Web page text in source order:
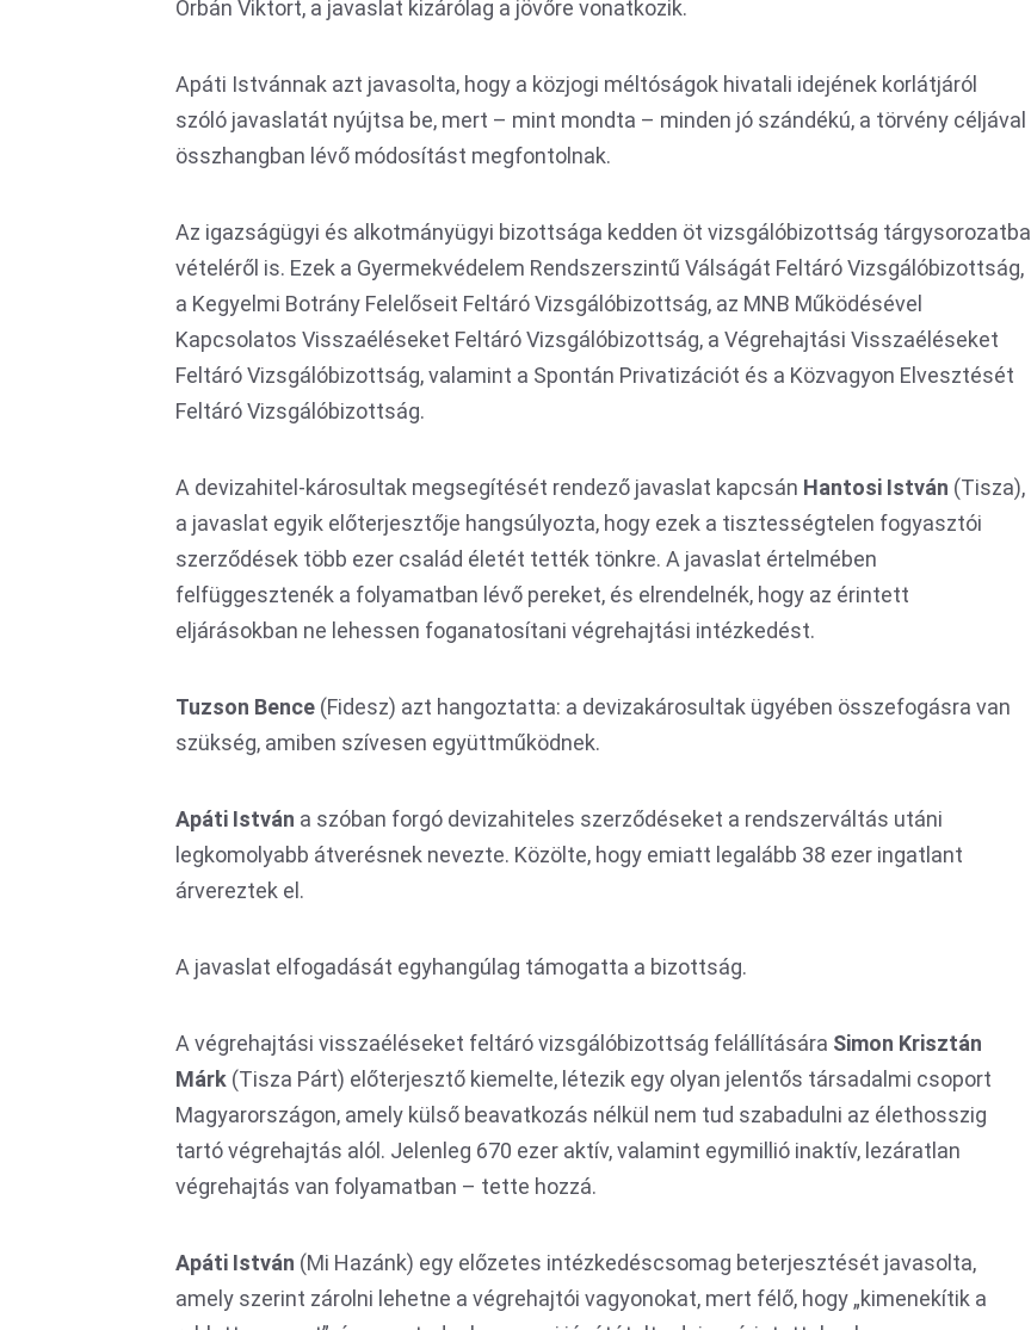
Orbán Viktort, a javaslat kizárólag a jövőre vonatkozik.
Apáti Istvánnak azt javasolta, hogy a közjogi méltóságok hivatali idejének korlátjáról
szóló javaslatát nyújtsa be, mert – mint mondta – minden jó szándékú, a törvény céljával
összhangban lévő módosítást megfontolnak.
Az igazságügyi és alkotmányügyi bizottsága kedden öt vizsgálóbizottság tárgysorozatba
vételéről is. Ezek a Gyermekvédelem Rendszerszintű Válságát Feltáró Vizsgálóbizottság,
a Kegyelmi Botrány Felelőseit Feltáró Vizsgálóbizottság, az MNB Működésével
Kapcsolatos Visszaéléseket Feltáró Vizsgálóbizottság, a Végrehajtási Visszaéléseket
Feltáró Vizsgálóbizottság, valamint a Spontán Privatizációt és a Közvagyon Elvesztését
Feltáró Vizsgálóbizottság.
A devizahitel-károsultak megsegítését rendező javaslat kapcsán Hantosi István (Tisza),
a javaslat egyik előterjesztője hangsúlyozta, hogy ezek a tisztességtelen fogyasztói
szerződések több ezer család életét tették tönkre. A javaslat értelmében
felfüggesztenék a folyamatban lévő pereket, és elrendelnék, hogy az érintett
eljárásokban ne lehessen foganatosítani végrehajtási intézkedést.
Tuzson Bence (Fidesz) azt hangoztatta: a devizakárosultak ügyében összefogásra van
szükség, amiben szívesen együttműködnek.
Apáti István a szóban forgó devizahiteles szerződéseket a rendszerváltás utáni
legkomolyabb átverésnek nevezte. Közölte, hogy emiatt legalább 38 ezer ingatlant
árvereztek el.
A javaslat elfogadását egyhangúlag támogatta a bizottság.
A végrehajtási visszaéléseket feltáró vizsgálóbizottság felállítására Simon Krisztán
Márk (Tisza Párt) előterjesztő kiemelte, létezik egy olyan jelentős társadalmi csoport
Magyarországon, amely külső beavatkozás nélkül nem tud szabadulni az élethosszig
tartó végrehajtás alól. Jelenleg 670 ezer aktív, valamint egymillió inaktív, lezáratlan
végrehajtás van folyamatban – tette hozzá.
Apáti István (Mi Hazánk) egy előzetes intézkedéscsomag beterjesztését javasolta,
amely szerint zárolni lehetne a végrehajtói vagyonokat, mert félő, hogy „kimenekítik a